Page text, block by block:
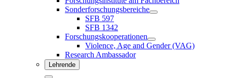
Sonderforschungsbereiche
SFB 597
SFB 1342
Forschungskooperationen
Violence, Age and Gender (VAG)
Research Ambassador
Lehrende